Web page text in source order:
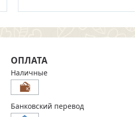
ОПЛАТА
Наличные
Банковский перевод